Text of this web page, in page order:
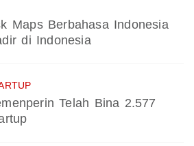
Maps Berbahasa Indonesia
di Indonesia
Telah Bina 2.577